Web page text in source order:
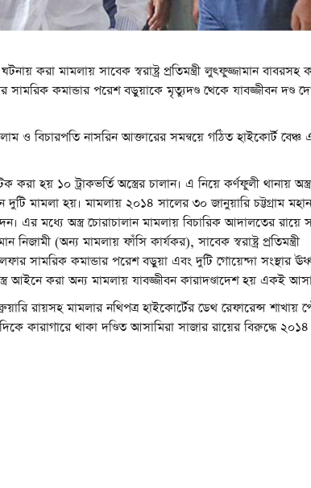
করা মামলায় সাবেক স্বরাষ্ট্র প্রতিমন্ত্রী লুৎফুজ্জামান বাবরসহ
কমান্ডার পরেশ বড়ুয়াকে মৃত্যুদণ্ড থেকে যাবজ্জীবন দণ্ড
ও বিচারপতি নাসরিন আক্তারের সমন্বয়ে গঠিত হাইকোর্ট বেঞ্চ
হয় ১০ ট্রাকভর্তি অস্ত্রের চালান। এ নিয়ে কর্ণফুলী থানায়
মামলা হয়। মামলায় ২০১৪ সালের ৩০ জানুয়ারি চট্টগ্রাম
এর মধ্যে অস্ত্র চোরাচালান মামলায় বিচারিক আদালতের রায়ে
(অন্য মামলায় ফাঁসি কার্যকর), সাবেক স্বরাষ্ট্র প্রতিমন্ত্রী
সামরিক কমান্ডার পরেশ বড়ুয়া এবং দুটি গোয়েন্দা সংস্থার
আইনে করা অন্য মামলায় যাবজ্জীবন কারাদণ্ডাদেশ হয় একই
রায়সহ মামলার নথিপত্র হাইকোর্টের ডেথ রেফারেন্স শাখায়
কারাগারে থাকা দণ্ডিত আসামিরা সাজার রায়ের বিরুদ্ধে